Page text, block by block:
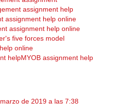
assignment help
assignment help online
assignment help online
five forces model
online
helpMYOB assignment help
de 2019 a las 7:38